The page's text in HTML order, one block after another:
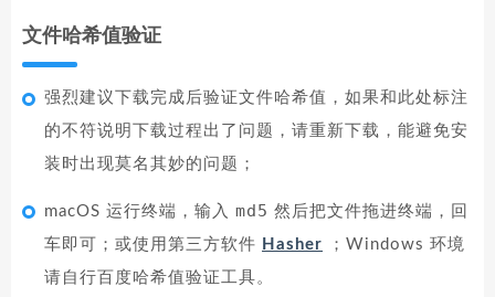
文件哈希值验证
强烈建议下载完成后验证文件哈希值，如果和此处标注
的不符说明下载过程出了问题，请重新下载，能避免安
装时出现莫名其妙的问题；
macOS 运行终端，输入 md5 然后把文件拖进终端，回
车即可；或使用第三方软件 Hasher ；Windows 环境
请自行百度哈希值验证工具。